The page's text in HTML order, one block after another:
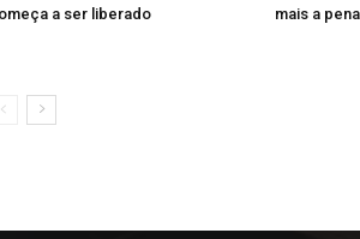
a ser liberado
mais a